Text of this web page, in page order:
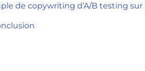
de copywriting d’A/B testing